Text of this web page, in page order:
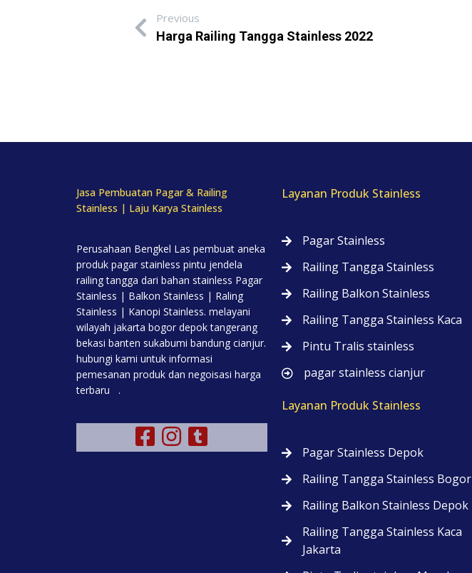
Previous
Harga Railing Tangga Stainless 2022
Jasa Pembuatan Pagar & Railing
Stainless | Laju Karya Stainless
Perusahaan Bengkel Las pembuat aneka
produk pagar stainless pintu jendela
railing tangga dari bahan stainless Pagar
Stainless | Balkon Stainless | Raling
Stainless | Kanopi Stainless. melayani
wilayah jakarta bogor depok tangerang
bekasi banten sukabumi bandung cianjur.
hubungi kami untuk informasi
pemesanan produk dan negoisasi harga
terbaru .
Layanan Produk Stainless
Pagar Stainless
Railing Tangga Stainless
Railing Balkon Stainless
Railing Tangga Stainless Kaca
Pintu Tralis stainless
pagar stainless cianjur
Layanan Produk Stainless
Pagar Stainless Depok
Railing Tangga Stainless Bogor
Railing Balkon Stainless Depok
Railing Tangga Stainless Kaca
Jakarta